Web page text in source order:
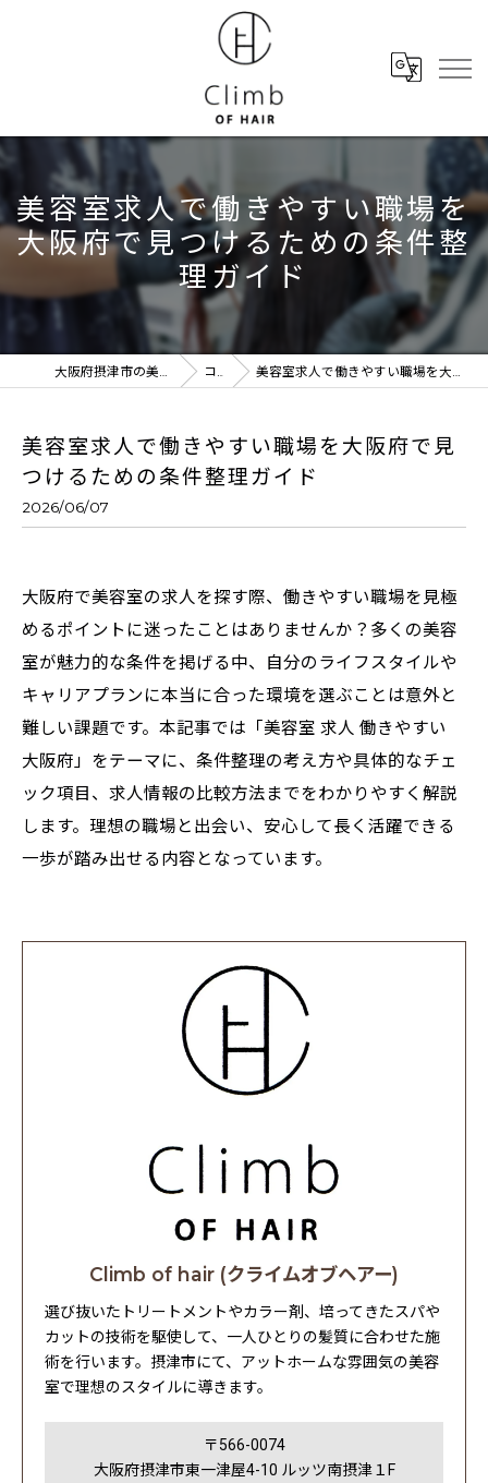
美容室求人で働きやすい職場を
大阪府で見つけるための条件整
理ガイド
大阪府摂津市の美容室ならClimb of hair コラム 美容室求人で働きやすい職場を大阪府で見つけるための条件整理ガイド
美容室求人で働きやすい職場を大阪府で見
つけるための条件整理ガイド
2026/06/07
大阪府で美容室の求人を探す際、働きやすい職場を見極
めるポイントに迷ったことはありませんか？多くの美容
室が魅力的な条件を掲げる中、自分のライフスタイルや
キャリアプランに本当に合った環境を選ぶことは意外と
難しい課題です。本記事では「美容室 求人 働きやすい
大阪府」をテーマに、条件整理の考え方や具体的なチェ
ック項目、求人情報の比較方法までをわかりやすく解説
します。理想の職場と出会い、安心して長く活躍できる
一歩が踏み出せる内容となっています。
Climb of hair (クライムオブヘアー)
選び抜いたトリートメントやカラー剤、培ってきたスパや
カットの技術を駆使して、一人ひとりの髪質に合わせた施
術を行います。摂津市にて、アットホームな雰囲気の美容
室で理想のスタイルに導きます。
〒566-0074
大阪府摂津市東一津屋4-10 ルッツ南摂津１F